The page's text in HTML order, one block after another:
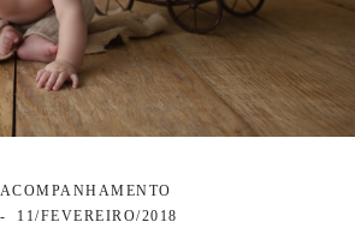
ACOMPANHAMENTO
11/FEVEREIRO/2018